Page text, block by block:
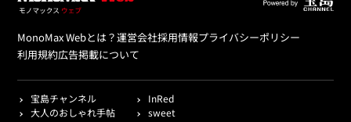
MonoMax Webとは？運営会社採用情報プライバシーポリシー
利用規約広告掲載について
宝島チャンネル
InRed
大人のおしゃれ手帖
sweet